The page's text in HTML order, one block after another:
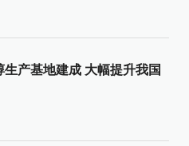
产基地建成 大幅提升我国